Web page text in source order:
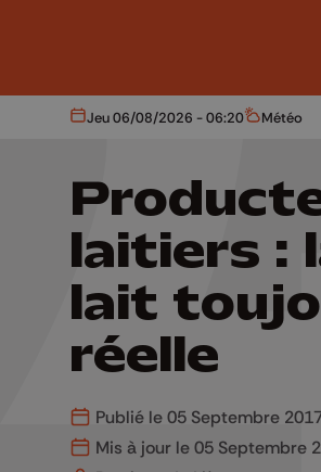
Aujourd'hui
Jeu 06/08/2026 - 06:20 Météo
Météo
laitiers :
lait
réelle
Publié le 05 Septembre
Mis à jour le 05 Septembre